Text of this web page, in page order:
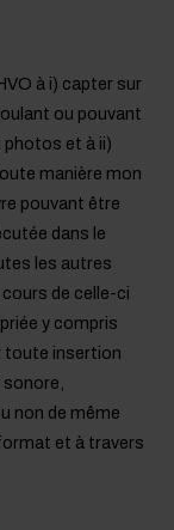
à i) capter sur
ou pouvant
photos et à ii)
manière mon
pouvant être
dans le
les autres
de celle-ci
y compris
toute insertion
non de même
et à travers